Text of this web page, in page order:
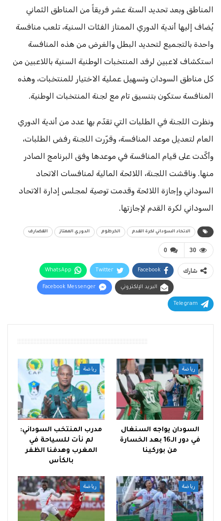
المناطق وبعد تحديد الستة عشر فريقاً من المناطق الثماني
يُضاف إليها أندية الدوري الممتاز الفئات السنية، تلعب منافسة
واحدة بالتجميع لتحديد البطل والغرض من هذه المنافسة
استكشاف لاعبين لرفد المنتخبات الوطنية السنية باللاعبين من
كل مناطق السودان وتسهيل عملية الاختيار للمنتخبات، وهذه
المنافسة ستكون بتنسيق تام مع لجنة المنتخبات الوطنية.
ونظرت اللجنة في الطلبات التي تقدّم بها عدد من أندية الدوري
العام لتعديل موعد المنافسة، وقرّرت اللجنة رفض الطلبات،
وأكّدت على قيام المنافسة في موعدها وفق البرنامج الصادر
منها. وناقشت اللجنة، اللائحة المالية لمنافسات الاتحاد
السوداني وإجازة اللائحة وقدمت توصية لمجلس إدارة الاتحاد
السوداني لكرة القدم لإجازتها.
الاتحاد السوداني لكرة القدم الخرطوم الدوري الممتاز القضارف
0 30
شارك Facebook
Twitter
WhatsApp
البريد الإلكتروني Facebook Messenger
Telegram
رياضة
السودان يواجه السنغال
في دور الـ16 بعد الخسارة
من بوركينا
رياضة
مدرب المنتخب السوداني:
لم نأت للسياحة في
المغرب وهدفنا الظفر
بالكأس
رياضة رياضة